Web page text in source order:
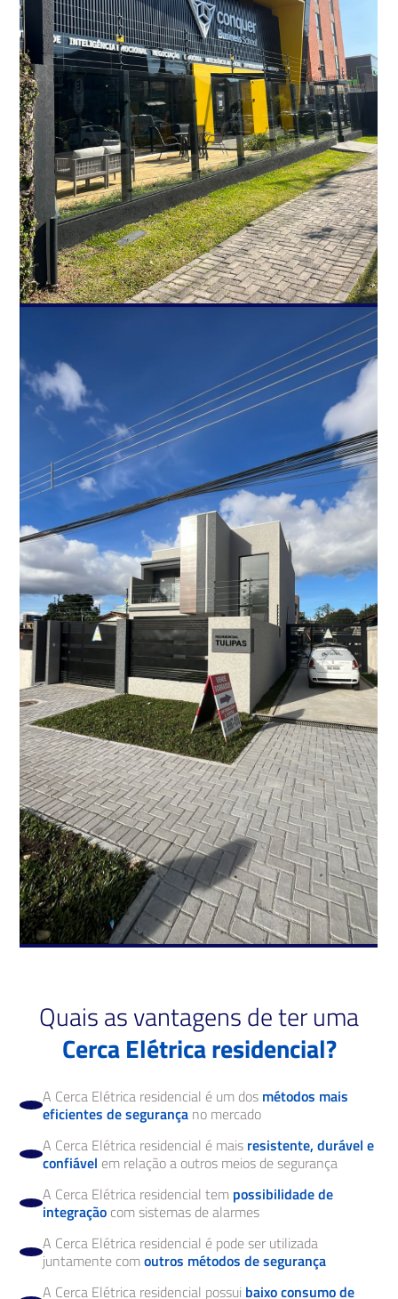
Quais as vantagens de ter uma
Cerca Elétrica residencial?
A Cerca Elétrica residencial é um dos métodos mais
eficientes de segurança no mercado
A Cerca Elétrica residencial é mais resistente, durável e
confiável em relação a outros meios de segurança
A Cerca Elétrica residencial tem possibilidade de
integração com sistemas de alarmes
A Cerca Elétrica residencial é pode ser utilizada
juntamente comoutros métodos de segurança
A Cerca Elétrica residencial possui baixo consumo de